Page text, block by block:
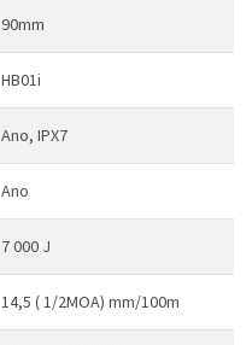
90mm
HB01i
Ano, IPX7
Ano
7 000 J
14,5 ( 1/2MOA) mm/100m